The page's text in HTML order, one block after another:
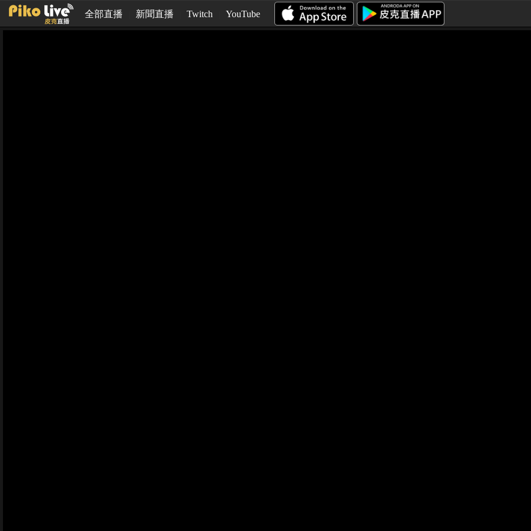
全部直播 新聞直播 Twitch YouTube